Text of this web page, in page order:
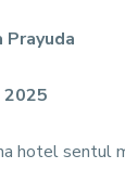
Prayuda
2025
hotel sentul